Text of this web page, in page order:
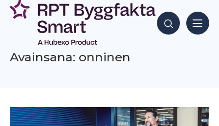
Siirry
sisältöön
Hae sisältöjä
Avainsana: onninen